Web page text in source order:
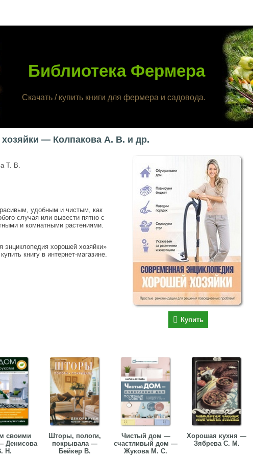
Библиотека Фермера
Скачать / купить книги для фермера и садовода.
— Колпакова А. В. и др.
Купить
Т. В.
удобным и чистым, как
случая или вывести пятно с
и комнатными растениями.
энциклопедия хорошей хозяйки»
книгу в интернет-магазине.
своими
Денисова
Н.
Шторы, пологи,
покрывала —
Бейкер В.
Чистый дом —
счастливый дом —
Жукова М. С.
Хорошая кухня —
Зябрева С. М.